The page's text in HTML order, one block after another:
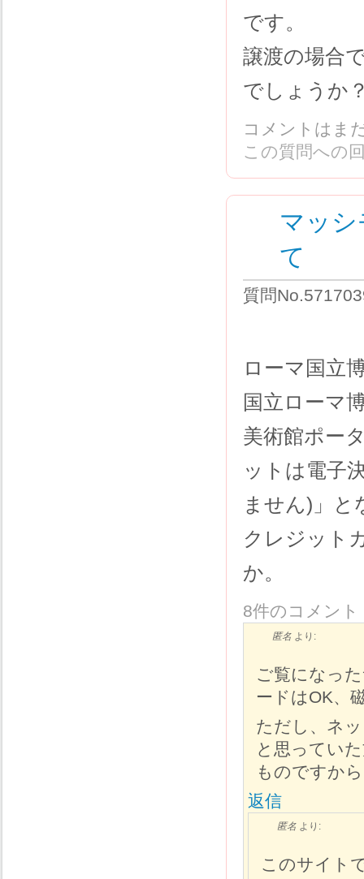
です。
譲渡の場合
でしょうか
コメントはま
この質問への
マッ
て
質問
ローマ国立
国立ローマ
美術館ポー
ットは電子
ません)」と
クレジット
か。
8件のコメント
匿名 より:
ご覧になっ
ードはOK、
ただし、ネ
と思ってい
ものですか
返信
匿名 より:
このサイ